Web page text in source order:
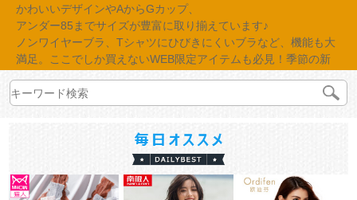
かわいいデザインやAからGカップ、
アンダー85までサイズが豊富に取り揃えています♪
ノンワイヤーブラ、Tシャツにひびきにくいブラなど、機能も大
満足。ここでしか買えないWEB限定アイテムも必見！季節の新